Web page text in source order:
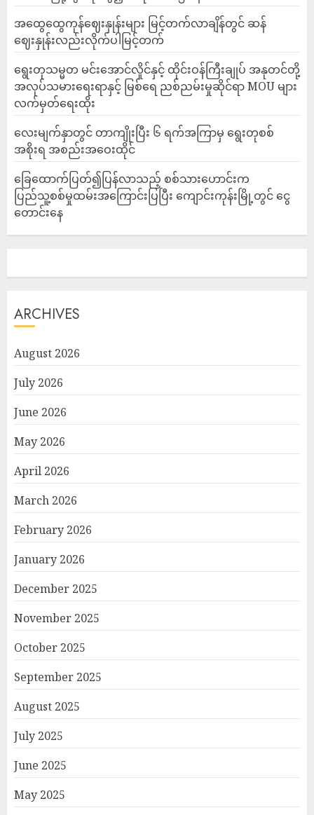
အထွေထွေကုန်ဈေးနှုန်းများ မြင့်တက်လာချိန်တွင် ဆန်
ဈေးနှုန်းလည်းလိုက်ပါမြင့်တက်
ရွေးတုသမ္မတ မင်းအောင်လှိုင်နှင့် ထိုင်းဝန်ကြီးချုပ် အနုတင်တို့
အလုပ်သမားရေးရာနှင့် မြစ်ရေ ညစ်ညမ်းမှုဆိုင်ရာ MOU များ
လက်မှတ်ရေးထိုး
လေးမျက်နှာတွင် တာကျိုးပြီး ၆ ရက်အကြာမှ ရွေးတုစစ်
အစိုးရ အစည်းအဝေးထိုင်
ခြေထောက်ပြတ်၍ပြန်လာသည့် စစ်သားဟောင်းက
ပြည်သူ့စစ်မှုထမ်းအကြောင်းပြပြီး ကျောင်းကုန်းမြို့တွင် ငွေ
တောင်းနေ
ARCHIVES
August 2026
July 2026
June 2026
May 2026
April 2026
March 2026
February 2026
January 2026
December 2025
November 2025
October 2025
September 2025
August 2025
July 2025
June 2025
May 2025